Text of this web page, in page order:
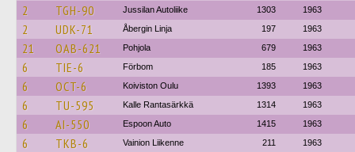
2 TGH-90 Jussilan Autoliike 1303 1963
2 UDK-71 Åbergin Linja 197 1963
21 OAB-621 Pohjola 679 1963
6 TIE-6 Förbom 185 1963
6 OCT-6 Koiviston Oulu 1393 1963
6 TU-595 Kalle Rantasärkkä 1314 1963
6 AI-550 Espoon Auto 1415 1963
6 TKB-6 Vainion Liikenne 211 1963